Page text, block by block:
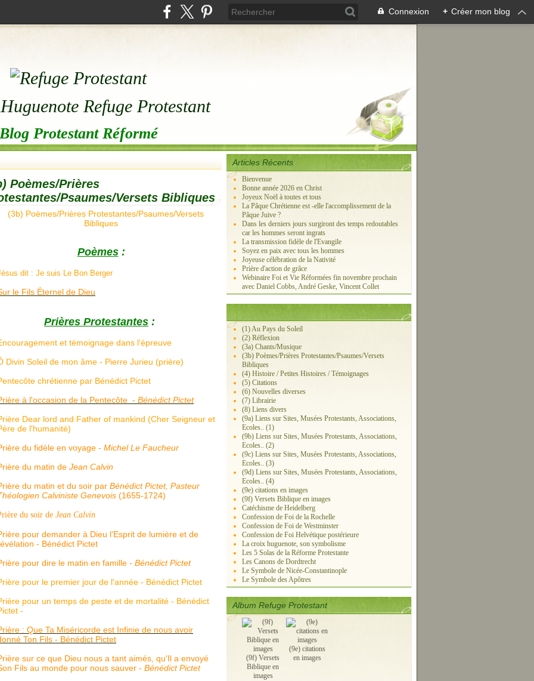
Connexion + Créer mon blog
Protestant Réformé
Poèmes/Prières
Psaumes/Versets Bibliques
Poèmes:
dit : Je suis Le Bon Berger
le Fils Éternel de Dieu
Prières Protestantes :
et témoignage dans l'épreuve
Divin Soleil de mon âme - Pierre Jurieu (prière)
chrétienne par Bénédict Pictet
à l'occasion de la Pentecôte - Bénédict Pictet
Dear lord and Father of mankind (Cher Seigneur et
de l'humanité)
du fidèle en voyage - Michel Le Faucheur
du matin de Jean Calvin
du matin et du soir par Bénédict Pictet, Pasteur
Calviniste Genevois (1655-1724)
du soir de Jean Calvin
pour demander à Dieu l’Esprit de lumière et de
- Bénédict Pictet
pour dire le matin en famille - Bénédict Pictet
pour le premier jour de l'année - Bénédict Pictet
pour un temps de peste et de mortalité - Bénédict
-
: Que Ta Miséricorde est Infinie de nous avoir
Ton Fils - Bénédict Pictet
sur ce que Dieu nous a tant aimés, qu'Il a envoyé
Fils au monde pour nous sauver - Bénédict Pictet
Articles Récents
Bienvenue
Bonne année 2026 en Christ
Joyeux Noël à toutes et tous
La Pâque Chrétienne est -elle l'accomplissement de la
Pâque Juive ?
Dans les derniers jours surgiront des temps redoutables
car les hommes seront ingrats
La transmission fidèle de l'Evangile
Soyez en paix avec tous les hommes
Joyeuse célébration de la Nativité
Prière d'action de grâce
Webinaire Foi et Vie Réformées fin novembre prochain
avec Daniel Cobbs, André Geske, Vincent Collet
(1) Au Pays du Soleil
(2) Réflexion
(3a) Chants/Musique
(3b) Poèmes/Prières Protestantes/Psaumes/Versets
Bibliques
(4) Histoire / Petites Histoires / Témoignages
(5) Citations
(6) Nouvelles diverses
(7) Librairie
(8) Liens divers
(9a) Liens sur Sites, Musées Protestants, Associations,
Ecoles.. (1)
(9b) Liens sur Sites, Musées Protestants, Associations,
Ecoles.. (2)
(9c) Liens sur Sites, Musées Protestants, Associations,
Ecoles.. (3)
(9d) Liens sur Sites, Musées Protestants, Associations,
Ecoles.. (4)
(9e) citations en images
(9f) Versets Biblique en images
Catéchisme de Heidelberg
Confession de Foi de la Rochelle
Confession de Foi de Westminster
Confession de Foi Helvétique postérieure
La croix huguenote, son symbolisme
Les 5 Solas de la Réforme Protestante
Les Canons de Dordtrecht
Le Symbole de Nicée-Constantinople
Le Symbole des Apôtres
Album Refuge Protestant
(9f) Versets
Biblique en
images
(9e) citations
en images